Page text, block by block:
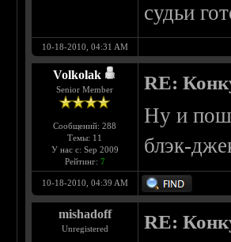
судьи
10-18-2010, 04:31 AM
Volkolak
Senior Member
Сообщений: 288
Темы: 11
У нас с: Sep 2009
Рейтинг: 7
RE:
Ну и
блэк-
10-18-2010, 04:39 AM
mishadoff
Unregistered RE: